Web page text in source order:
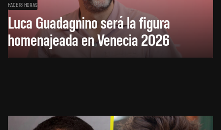
HACE 18 HORAS
Luca Guadagnino será la figura
homenajeada en Venecia 2026